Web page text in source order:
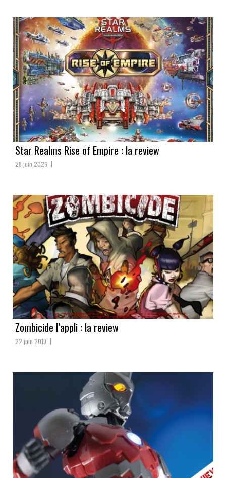
Star Realms Rise of Empire : la review
28 juin 2026
Zombicide l’appli : la review
22 juin 2019